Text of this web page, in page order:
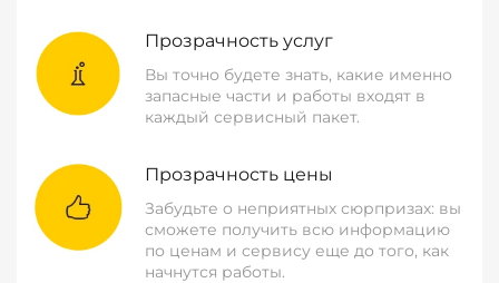
Прозрачность услуг
Вы точно будете знать, какие именно
запасные части и работы входят в
каждый сервисный пакет.
Прозрачность цены
Забудьте о неприятных сюрпризах: вы
сможете получить всю информацию
по ценам и сервису еще до того, как
начнутся работы.